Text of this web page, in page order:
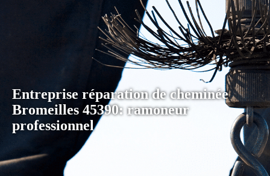
Entreprise réparation de cheminée
Bromeilles 45390: ramoneur
professionnel